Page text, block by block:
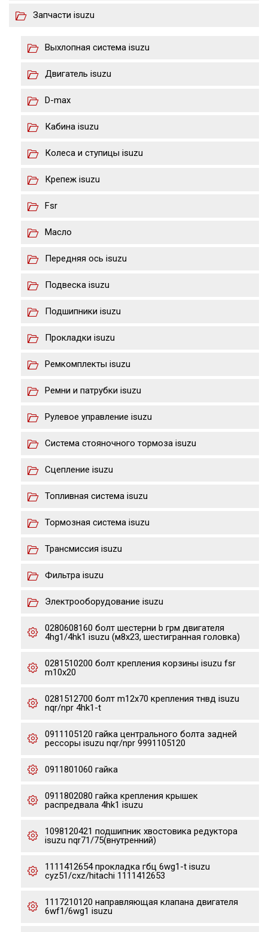
Запчасти isuzu
Выхлопная система isuzu
Двигатель isuzu
D-max
Кабина isuzu
Колеса и ступицы isuzu
Крепеж isuzu
Fsr
Масло
Передняя ось isuzu
Подвеска isuzu
Подшипники isuzu
Прокладки isuzu
Ремкомплекты isuzu
Ремни и патрубки isuzu
Рулевое управление isuzu
Система стояночного тормоза isuzu
Сцепление isuzu
Топливная система isuzu
Тормозная система isuzu
Трансмиссия isuzu
Фильтра isuzu
Электрооборудование isuzu
0280608160 болт шестерни b грм двигателя
4hg1/4hk1 isuzu (м8х23, шестигранная головка)
0281510200 болт крепления корзины isuzu fsr
m10x20
0281512700 болт m12x70 крепления тнвд isuzu
nqr/npr 4hk1-t
0911105120 гайка центрального болта задней
рессоры isuzu nqr/npr 9991105120
0911801060 гайка
0911802080 гайка крепления крышек
распредвала 4hk1 isuzu
1098120421 подшипник хвостовика редуктора
isuzu nqr71/75(внутренний)
1111412654 прокладка гбц 6wg1-t isuzu
cyz51/cxz/hitachi 1111412653
1117210120 направляющая клапана двигателя
6wf1/6wg1 isuzu